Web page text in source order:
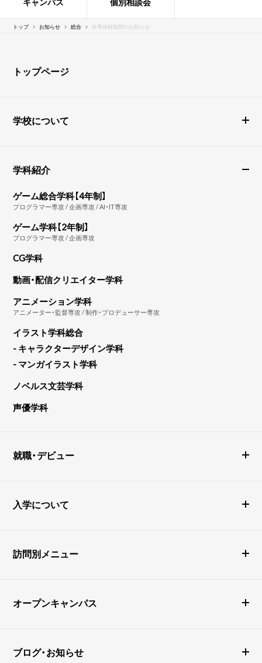
トップ お知らせ 総合 冬季休校期間のお知らせ
トップページ
学校について
学科紹介
ゲーム総合学科【4年制】
プログラマー専攻 / 企画専攻 / AI・IT専攻
ゲーム学科【2年制】
プログラマー専攻 / 企画専攻
CG学科
動画・配信クリエイター学科
アニメーション学科
アニメーター・監督専攻 / 制作・プロデューサー専攻
イラスト学科総合
- キャラクターデザイン学科
- マンガイラスト学科
ノベルス文芸学科
声優学科
就職・デビュー
入学について
訪問別メニュー
オープンキャンパス
ブログ・お知らせ